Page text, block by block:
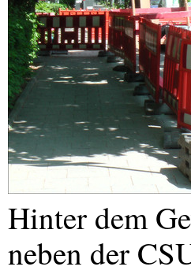
Hinter dem
neben der